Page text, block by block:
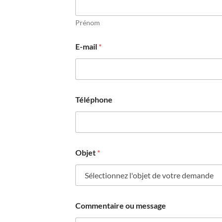
Prénom
E-mail *
Téléphone
r
é
e
z
E
Objet *
Commentaire ou message